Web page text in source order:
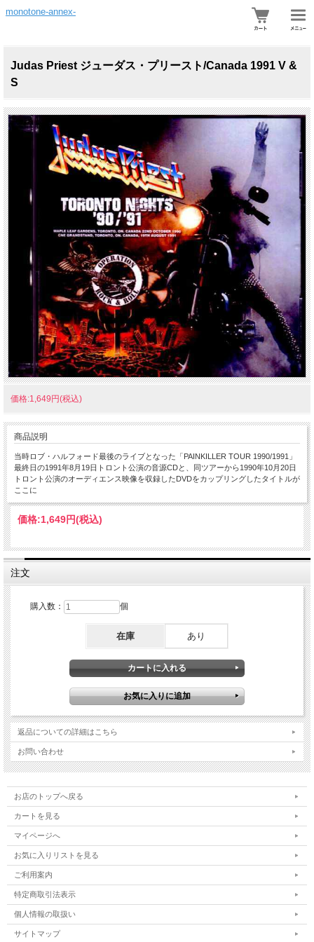
monotone-annex-
Judas Priest ジューダス・プリースト/Canada 1991 V &
S
価格:1,649円(税込)
商品説明
当時ロブ・ハルフォード最後のライブとなった「PAINKILLER TOUR 1990/1991」
最終日の1991年8月19日トロント公演の音源CDと、同ツアーから1990年10月20日
トロント公演のオーディエンス映像を収録したDVDをカップリングしたタイトルが
ここに
価格:1,649円(税込)
注文
購入数： 個
在庫 あり
返品についての詳細はこちら
お問い合わせ
お店のトップへ戻る
カートを見る
マイページへ
お気に入りリストを見る
ご利用案内
特定商取引法表示
個人情報の取扱い
サイトマップ